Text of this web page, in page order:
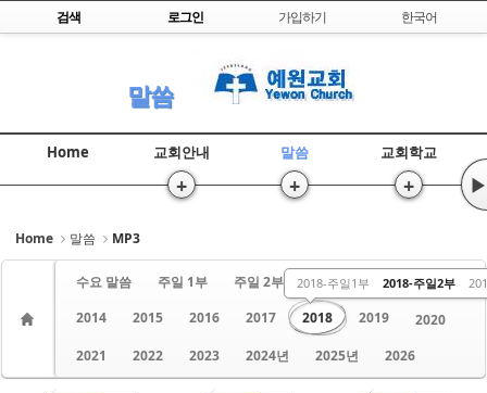
Skip to content
검색 로그인 가입하기 한국어
말씀
Home 교회안내
+
말씀
+
교회학교
+ ▶
Home 말씀 MP3
수요 말씀 주일 1부 주일 2부 금요 말씀
2013
2014
2015 2016 2017 2018
2018-주일1부 2018-주일2부
2019
2020
2021
2022 2023 2024년 2025년 2026
Sketchbook5, 스케치북5
Sketchbook5, 스케치북5